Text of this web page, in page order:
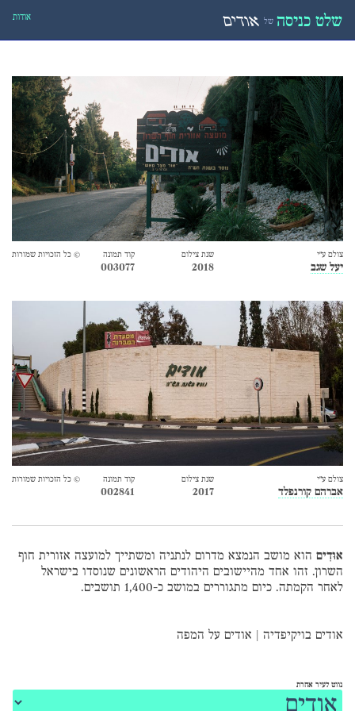
שלט כניסה של אודים אודות
צולם ע״י
יעל שגב
שנת צילום
2018
קוד תמונה
003077
© כל הזכויות שמורות
צולם ע״י
אברהם קורנפלד
שנת צילום
2017
קוד תמונה
002841
© כל הזכויות שמורות
אוּדִים הוא מושב הנמצא מדרום לנתניה ומשתייך למועצה אזורית חוף
השרון. זהו אחד מהיישובים היהודים הראשונים שנוסדו בישראל
לאחר הקמתה. כיום מתגוררים במושב כ-1,400 תושבים.
אודים בויקיפדיה אודים על המפה
נווט לעיר אחרת